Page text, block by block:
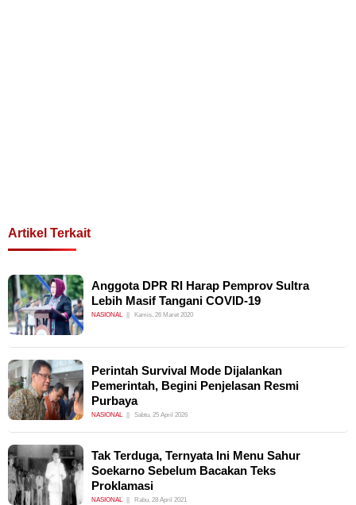
Artikel Terkait
Anggota DPR RI Harap Pemprov Sultra
Lebih Masif Tangani COVID-19
NASIONAL Kamis, 26 Maret 2020
Perintah Survival Mode Dijalankan
Pemerintah, Begini Penjelasan Resmi
Purbaya
NASIONAL Sabtu, 25 April 2026
Tak Terduga, Ternyata Ini Menu Sahur
Soekarno Sebelum Bacakan Teks
Proklamasi
NASIONAL Rabu, 28 April 2021